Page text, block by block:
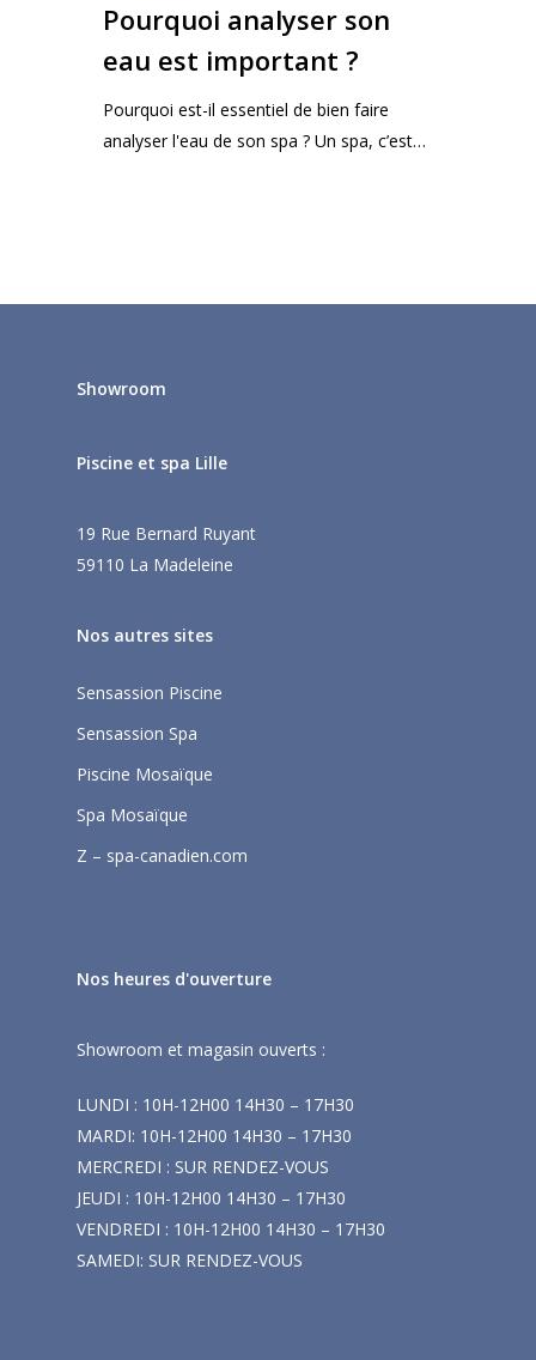
Pourquoi analyser son
eau est important ?
Pourquoi est-il essentiel de bien faire
analyser l'eau de son spa ? Un spa, c’est…
Showroom
Piscine et spa Lille
19 Rue Bernard Ruyant
59110 La Madeleine
Nos autres sites
Sensassion Piscine
Sensassion Spa
Piscine Mosaïque
Spa Mosaïque
Z – spa-canadien.com
Nos heures d'ouverture
Showroom et magasin ouverts :
LUNDI : 10H-12H00 14H30 – 17H30
MARDI: 10H-12H00 14H30 – 17H30
MERCREDI : SUR RENDEZ-VOUS
JEUDI : 10H-12H00 14H30 – 17H30
VENDREDI : 10H-12H00 14H30 – 17H30
SAMEDI: SUR RENDEZ-VOUS